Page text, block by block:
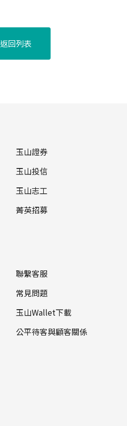
返回列表
玉山證券
玉山投信
玉山志工
菁英招募
聯繫客服
常見問題
玉山Wallet下載
公平待客與顧客關係